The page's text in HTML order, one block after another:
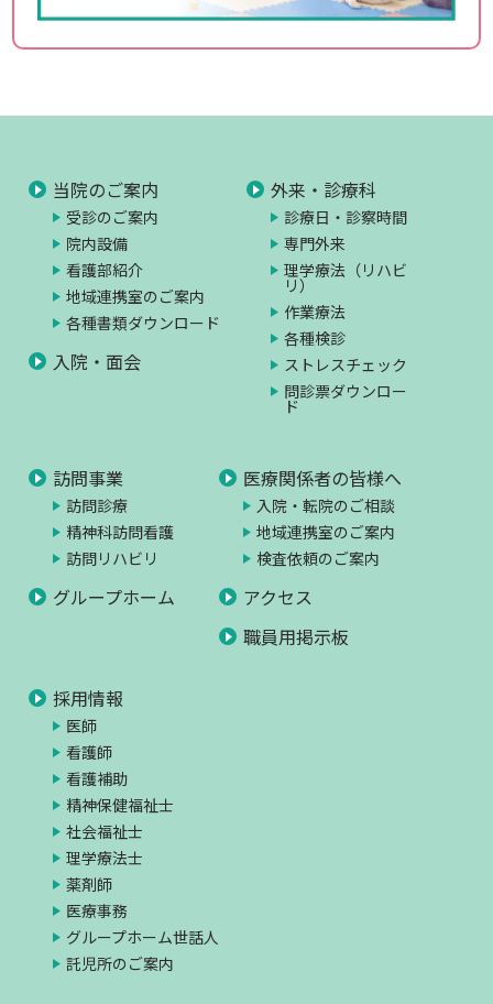
当院のご案内
受診のご案内
院内設備
看護部紹介
地域連携室のご案内
各種書類ダウンロード
入院・面会
外来・診療科
診療日・診察時間
専門外来
理学療法（リハビ
リ）
作業療法
各種検診
ストレスチェック
問診票ダウンロー
ド
訪問事業
訪問診療
精神科訪問看護
訪問リハビリ
グループホーム
医療関係者の皆様へ
入院・転院のご相談
地域連携室のご案内
検査依頼のご案内
アクセス
職員用掲示板
採用情報
医師
看護師
看護補助
精神保健福祉士
社会福祉士
理学療法士
薬剤師
医療事務
グループホーム世話人
託児所のご案内